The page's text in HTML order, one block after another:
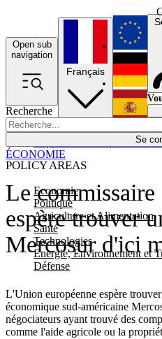
Open sub
navigation
Recherche
Se
POLICY AREAS
Economie
Politique
Agriculture et Alimentation
Santé
Technologies
Energie, Environnement et
Défense
Français
Le commissaire
espère trouver
Mercosur d'ici
L'Union européenne espère
économique sud-américaine
négociateurs ayant trouvé des
comme l'aide agricole ou la
ÉCONOMIE